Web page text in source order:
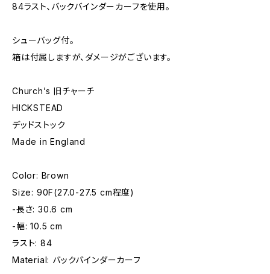
84ラスト、バックバインダーカーフを使用。
シューバッグ付。
箱は付属しますが、ダメージがございます。
Church’s 旧チャーチ
HICKSTEAD
デッドストック
Made in England
Color: Brown
Size: 90F(27.0-27.5 cm程度)
-長さ: 30.6 cm
-幅: 10.5 cm
ラスト: 84
Material: バックバインダーカーフ